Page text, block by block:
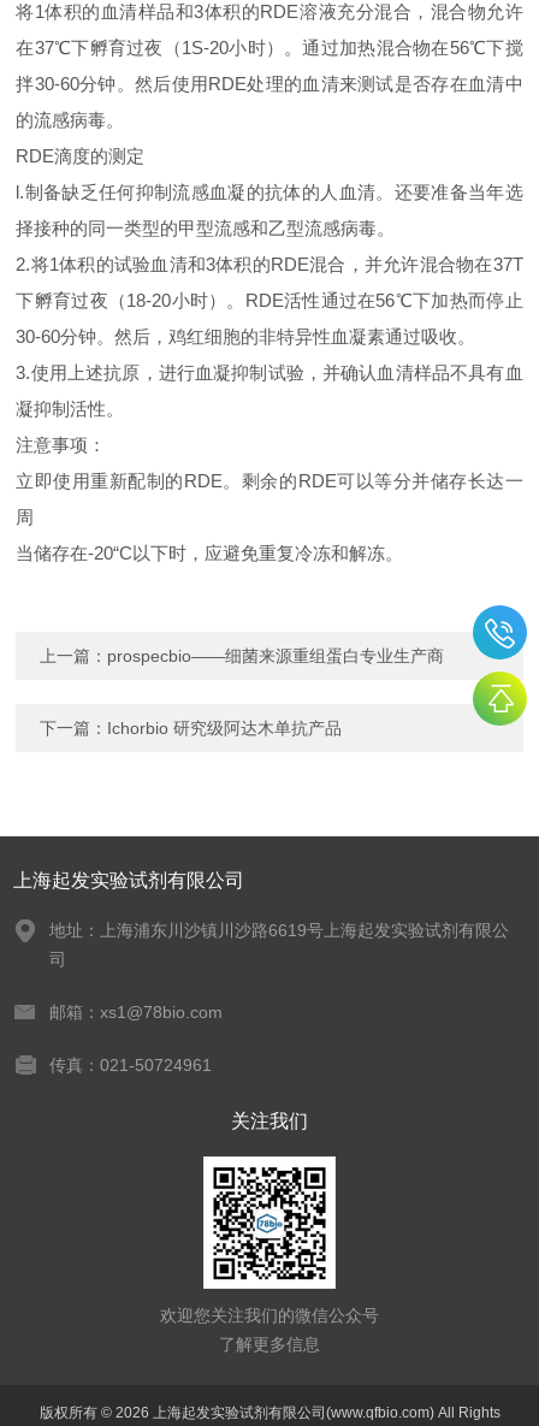
将1体积的血清样品和3体积的RDE溶液充分混合，混合物允许
在37℃下孵育过夜（1S-20小时）。通过加热混合物在56℃下搅
拌30-60分钟。然后使用RDE处理的血清来测试是否存在血清中
的流感病毒。
RDE滴度的测定
l.制备缺乏任何抑制流感血凝的抗体的人血清。还要准备当年选
择接种的同一类型的甲型流感和乙型流感病毒。
2.将1体积的试验血清和3体积的RDE混合，并允许混合物在37T
下孵育过夜（18-20小时）。RDE活性通过在56℃下加热而停止
30-60分钟。然后，鸡红细胞的非特异性血凝素通过吸收。
3.使用上述抗原，进行血凝抑制试验，并确认血清样品不具有血
凝抑制活性。
注意事项：
立即使用重新配制的RDE。剩余的RDE可以等分并储存长达一
周
当储存在-20“C以下时，应避免重复冷冻和解冻。
上一篇： prospecbio——细菌来源重组蛋白专业生产商
下一篇： Ichorbio 研究级阿达木单抗产品
上海起发实验试剂有限公司
地址：上海浦东川沙镇川沙路6619号上海起发实验试剂有限公
司
邮箱：xs1@78bio.com
传真：021-50724961
关注我们
欢迎您关注我们的微信公众号
了解更多信息
版权所有 © 2026 上海起发实验试剂有限公司(www.qfbio.com) All Rights